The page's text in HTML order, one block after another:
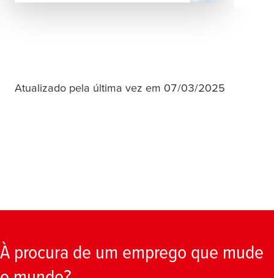
Atualizado pela última vez em 07/03/2025
À procura de um emprego que mude